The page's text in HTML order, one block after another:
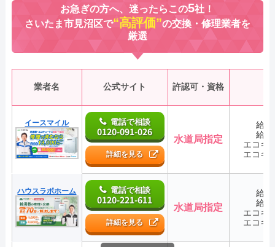
お急ぎの方へ、迷ったらこの5社！
さいたま市見沼区で“高評価”の交換・修理業者を
厳選
業者名 公式サイト 許認可・資格
イースマイル 電話で相談
0120-091-026
詳細を見る
水道局指定
給
給
エコキ
エコキ
ハウスラボホーム 電話で相談
0120-221-611
詳細を見る
水道局指定
給
給
エコキ
エコキ